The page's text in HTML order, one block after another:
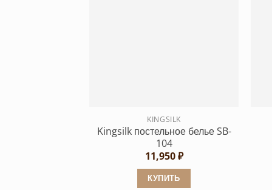
KINGSILK
Kingsilk постельное белье SB-
104
11,950₽
КУПИТЬ